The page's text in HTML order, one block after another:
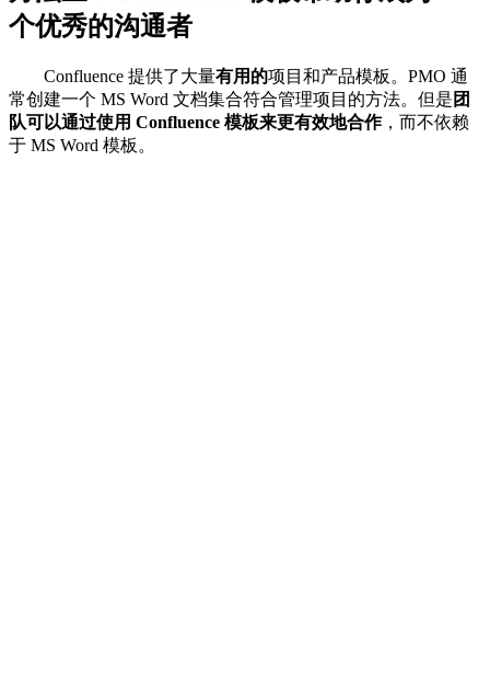
个优秀的沟通者
Confluence 提供了大量有用的项目和产品模板。PMO 通
常创建一个 MS Word 文档集合符合管理项目的方法。但是 团
队可以通过使用 Confluence 模板来更有效地合作，而不依赖
于 MS Word 模板。